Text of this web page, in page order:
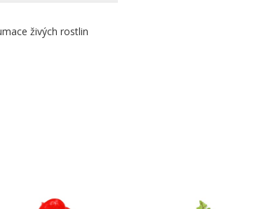
živých rostlin